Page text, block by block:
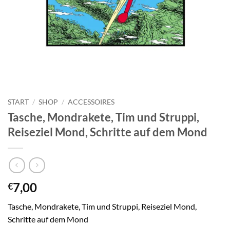
START / SHOP / ACCESSOIRES
Tasche, Mondrakete, Tim und Struppi,
Reiseziel Mond, Schritte auf dem Mond
€7,00
Tasche, Mondrakete, Tim und Struppi, Reiseziel Mond,
Schritte auf dem Mond